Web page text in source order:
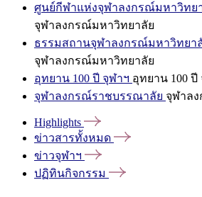
ศูนย์กีฬาแห่งจุฬาลงกรณ์มหาวิทย
จุฬาลงกรณ์มหาวิทยาลัย
ธรรมสถานจุฬาลงกรณ์มหาวิทยา
จุฬาลงกรณ์มหาวิทยาลัย
อุทยาน 100 ปี จุฬาฯ อุทยาน 100 ปี
จุฬาลงกรณ์ราชบรรณาลัย จุฬาล
Highlights
ข่าวสารทั้งหมด
ข่าวจุฬาฯ
ปฏิทินกิจกรรม